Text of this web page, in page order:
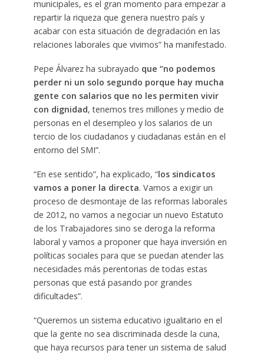
municipales, es el gran momento para empezar a
repartir la riqueza que genera nuestro país y
acabar con esta situación de degradación en las
relaciones laborales que vivimos” ha manifestado.
Pepe Álvarez ha subrayado que “no podemos
perder ni un solo segundo porque hay mucha
gente con salarios que no les permiten vivir
con dignidad, tenemos tres millones y medio de
personas en el desempleo y los salarios de un
tercio de los ciudadanos y ciudadanas están en el
entorno del SMI”.
“En ese sentido”, ha explicado, “los sindicatos
vamos a poner la directa. Vamos a exigir un
proceso de desmontaje de las reformas laborales
de 2012, no vamos a negociar un nuevo Estatuto
de los Trabajadores sino se deroga la reforma
laboral y vamos a proponer que haya inversión en
políticas sociales para que se puedan atender las
necesidades más perentorias de todas estas
personas que está pasando por grandes
dificultades”.
“Queremos un sistema educativo igualitario en el
que la gente no sea discriminada desde la cuna,
que haya recursos para tener un sistema de salud